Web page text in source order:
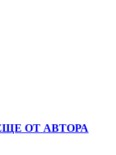
ОТ АВТОРА